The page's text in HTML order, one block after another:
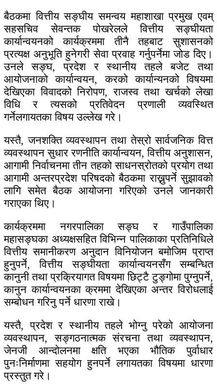
बैठकमा वित्तीय सङ्घीय समन्वय महाशाखा प्रमुख एवम्
सहसचिव सेवन्तक पोखरेलले वित्तीय सङ्घीयता
कार्यान्वयनको कार्यक्रममा तीनै तहबाट सुशासनको
प्रत्यक्ष अनुभूति हुनेगरी सेवा प्रवाह गर्नुपर्नेमा जोड दिए।
उनले सङ्घ, प्रदेश र स्थानीय तहले बजेट तथा
आयोजनाको कार्यान्वयन, करको कार्यान्यनको विषयमा
देखिएका विवादको निरोपण, राजस्व तथा खर्चको लेखा
विधि र त्यसको प्रतिवेदन प्रणाली व्यवस्थित
गर्नेलगायतका विषय उल्लेख गरे।
यस्तै, जनशक्ति व्यवस्थापन तथा तेस्रो सार्वजनिक वित्त
व्यवस्थापन सुधार रणनीति कार्यान्वयन, वित्तीय अनुशासन,
आगामी निर्वाचनमा तीन तहको साधनस्रोतको प्रयोग तथा
आगामी अन्तरप्रदेश परिषदको बैठकमा राख्नुपर्ने सुझावको
लागि समेत बैठक आयोजना गरिएको उनले जानकारी
गराएका थिए।
कार्यक्रममा नगरपालिका सङ्घ र गाउँपालिका
महासङ्घका अध्यक्षसहित विभिन्न पालिकाका प्रतिनिधिले
वित्तीय समानीकरण अनुदान विनियोजन बमोजिम प्राप्त
हुनुपर्ने, वित्तीय सङ्घीयता कार्यान्वयनसँग सम्बन्धित
कानुनी तथा प्रक्रियागत विषयमा छिट्टै टुङ्गोमा पुग्नुपर्ने,
कानुन कार्यान्वयनका क्रममा देखिएका अन्तर विरोधलाई
सम्बोधन गरिनु पर्ने धारणा राखे।
यस्तै, प्रदेश र स्थानीय तहले भोग्नु परेको आयोजना
व्यवस्थापन, सङ्गठनात्मक संरचना तथा व्यवस्थापन,
जेनजी आन्दोलनमा क्षति भएका भौतिक पुर्वाधार
पुनःनिर्माणमा सहयोग हुनपर्ने लगायतका विषयमा धारणा
प्रस्तुत गरे।